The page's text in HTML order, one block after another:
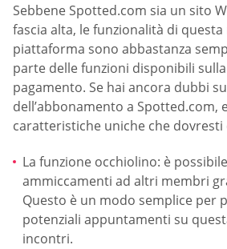
Sebbene Spotted.com sia un sito
fascia alta, le funzionalità di questa
piattaforma sono abbastanza
parte delle funzioni disponibili
pagamento. Se hai ancora dubbi
dell’abbonamento a Spotted.com,
caratteristiche uniche che dovresti
La funzione occhiolino: è
ammiccamenti ad altri membri
Questo è un modo semplice per
potenziali appuntamenti su
incontri.